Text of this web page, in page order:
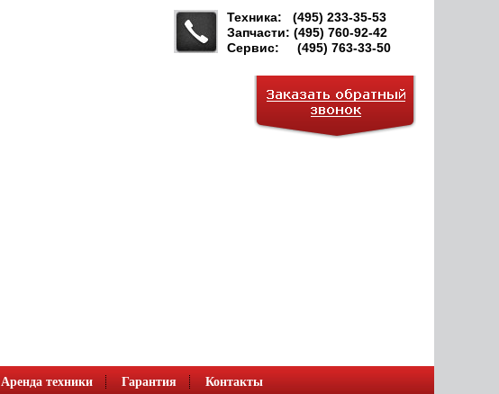
Техника: (495) 233-35-53
Запчасти: (495) 760-92-42
Сервис: (495) 763-33-50
Аренда техники Гарантия Контакты